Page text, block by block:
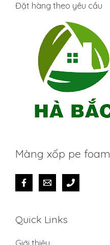
Đặt hàng theo yêu cầu
Màng xốp pe foam
Quick Links
Giới thiệu